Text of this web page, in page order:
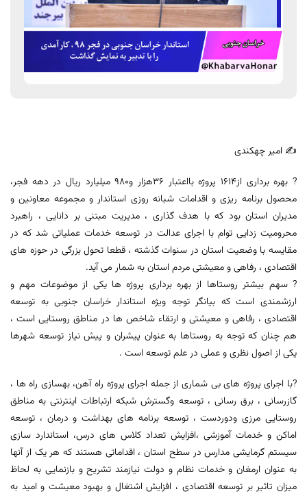
✍️ امیر چهکندی
? بهره برداری از۱۶۱۴ پروژه بااعتبار ۳۶هزار و۹۸۰ میلیارد ریال در دهه فجر،
محصول برنامه ریزی و اقدامات شبانه روزی استاندار و مجموعه معاونین و
مدیران استان بود که با هدف گذاری ، مدیریت مبتنی بر دانایی ، راهبرد
محرومیت زدایی توام با اجرای عدالت در توسعه خدمات عملیاتی شد که در
مقایسه با وضعیت استان در سنوات گذشته ، قطعا تحول بزرگی در حوزه های
اقتصادی ، رفاهی و‌ معیشتی مردم استان به شمار می آید.
? سهم‌ بیشتر روستاها از بهره برداری پروژه ها یکی از موضوعات مهم و
ارزشمندی است که بیانگر توجه ویژه استاندار خراسان جنوبی به توسعه
اقتصادی ، رفاهی و معیشتی و ارتقاء شاخص ها در مناطق روستایی است ،
هم چنان که توجه به روستاها به عنوان پیشران و پیش نیاز توسعه شهرها
یکی از اصول نظری و عملی در علم توسعه است .
?با اجرای پروژه های بی شماری از جمله اجرای پروژه راه آهن، بهسازی راه ها ،
گازرسانی ، برق رسانی ، توسعه وگسترش شبکه ارتباطات اینترنتی به مناطق
روستایی مرزی و‌دوردست ، توسعه برنامه های بهداشت و درمان ، توسعه
اماکن و خدمات آموزشی ،افزایش تعداد کلاس های درس، استاندارد سازی
سیستم گرمایشی مدارس در سطح استان ، اقداماتی هستند که هر یک از آنها
به عنوان ارمغان و خدمات نظام و دولت نیازمند تشریح و بازنمایی به لحاظ
میزان تاثیر بر توسعه اقتصادی ، افزایش اشتغال و بهبود معیشت و امید به